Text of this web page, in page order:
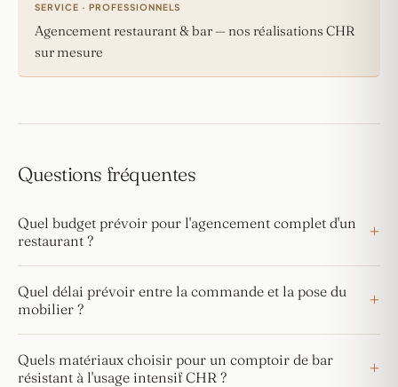
SERVICE · PROFESSIONNELS
Agencement restaurant & bar — nos réalisations CHR
sur mesure
Questions fréquentes
Quel budget prévoir pour l'agencement complet d'un
restaurant ?
Quel délai prévoir entre la commande et la pose du
mobilier ?
Quels matériaux choisir pour un comptoir de bar
résistant à l'usage intensif CHR ?